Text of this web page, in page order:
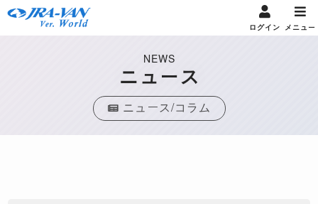
ログイン メニュー
NEWS
ニュース
ニュース/コラム